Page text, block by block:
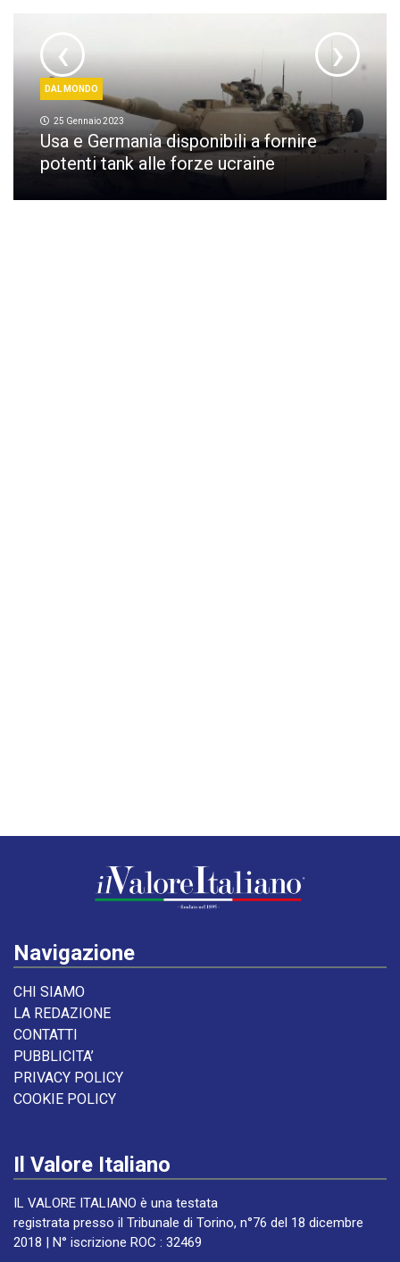
DAL MONDO
25 Gennaio 2023
Usa e Germania disponibili a fornire
potenti tank alle forze ucraine
‹ ›
Navigazione
CHI SIAMO
LA REDAZIONE
CONTATTI
PUBBLICITA’
PRIVACY POLICY
COOKIE POLICY
Il Valore Italiano
IL VALORE ITALIANO è una testata
registrata presso il Tribunale di Torino, n°76 del 18 dicembre
2018 | N° iscrizione ROC : 32469